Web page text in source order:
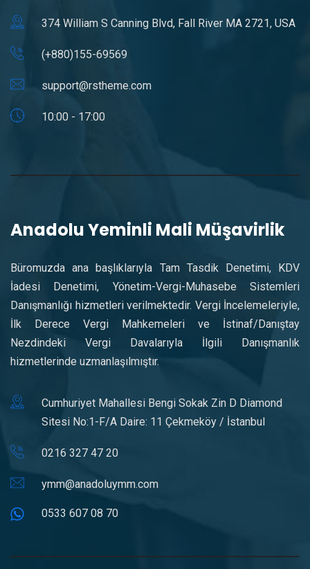
374 William S Canning Blvd, Fall River MA 2721, USA
(+880)155-69569
support@rstheme.com
10:00 - 17:00
Anadolu Yeminli Mali Müşavirlik
Büromuzda ana başlıklarıyla Tam Tasdik Denetimi, KDV
İadesi Denetimi, Yönetim-Vergi-Muhasebe Sistemleri
Danışmanlığı hizmetleri verilmektedir. Vergi İncelemeleriyle,
İlk Derece Vergi Mahkemeleri ve İstinaf/Danıştay
Nezdindeki Vergi Davalarıyla İlgili Danışmanlık
hizmetlerinde uzmanlaşılmıştır.
Cumhuriyet Mahallesi Bengi Sokak Zin D Diamond
Sitesi No:1-F/A Daire: 11 Çekmeköy / İstanbul
0216 327 47 20
ymm@anadoluymm.com
0533 607 08 70